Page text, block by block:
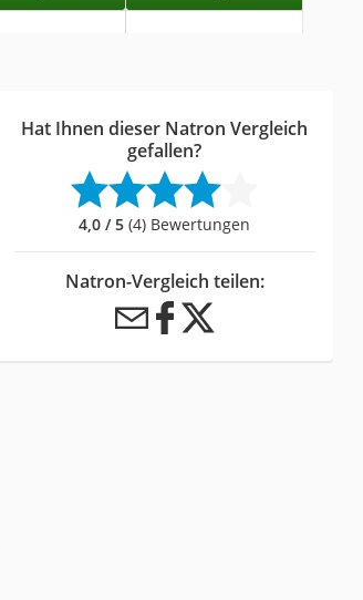
Hat Ihnen dieser Natron Vergleich
gefallen?
4,0 / 5 (4) Bewertungen
Natron-Vergleich teilen: